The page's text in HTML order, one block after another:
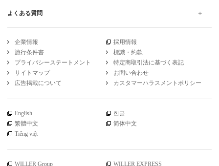
よくある質問
企業情報
採用情報
旅行条件書
標識・約款
プライバシーステートメント
特定商取引法に基づく表記
サイトマップ
お問い合わせ
広告掲載について
カスタマーハラスメントポリシー
English
한글
繁體中文
简体中文
Tiếng việt
WILLER Group WILLER EXPRESS